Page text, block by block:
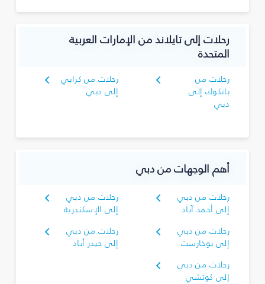
رحلات إلى تايلاند من الإمارات العربية
المتحدة
رحلات من
بانكوك إلى
دبي
رحلات من كرابي
إلى دبي
أهم الوجهات من دبي
رحلات من دبي
إلى أحمد آباد
رحلات من دبي
إلى الإسكندرية
رحلات من دبي
إلى بوخارست
رحلات من دبي
إلى حيدر أباد
رحلات من دبي
إلى كوتشي